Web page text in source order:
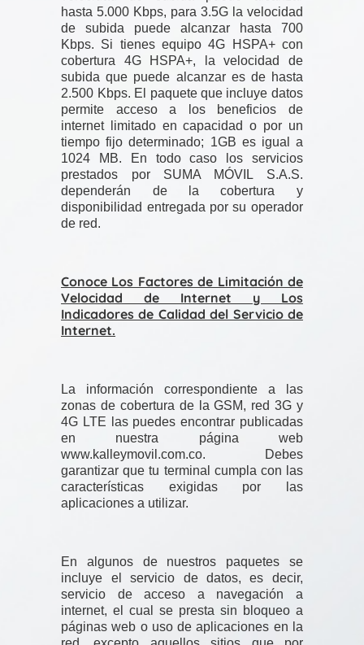
hasta 5.000 Kbps, para 3.5G la velocidad
de subida puede alcanzar hasta 700
Kbps. Si tienes equipo 4G HSPA+ con
cobertura 4G HSPA+, la velocidad de
subida que puede alcanzar es de hasta
2.500 Kbps. El paquete que incluye datos
permite acceso a los beneficios de
internet limitado en capacidad o por un
tiempo fijo determinado; 1GB es igual a
1024 MB. En todo caso los servicios
prestados por SUMA MÓVIL S.A.S.
dependerán de la cobertura y
disponibilidad entregada por su operador
de red.
Conoce Los Factores de Limitación de
Velocidad de Internet y Los
Indicadores de Calidad del Servicio de
Internet.
La información correspondiente a las
zonas de cobertura de la GSM, red 3G y
4G LTE las puedes encontrar publicadas
en nuestra página web
www.kalleymovil.com.co. Debes
garantizar que tu terminal cumpla con las
características exigidas por las
aplicaciones a utilizar.
En algunos de nuestros paquetes se
incluye el servicio de datos, es decir,
servicio de acceso a navegación a
internet, el cual se presta sin bloqueo a
páginas web o uso de aplicaciones en la